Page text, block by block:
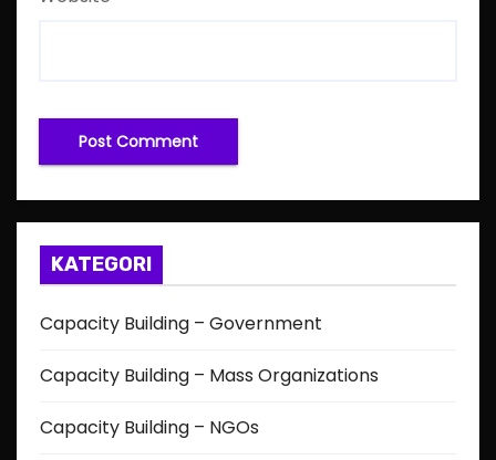
KATEGORI
Capacity Building – Government
Capacity Building – Mass Organizations
Capacity Building – NGOs